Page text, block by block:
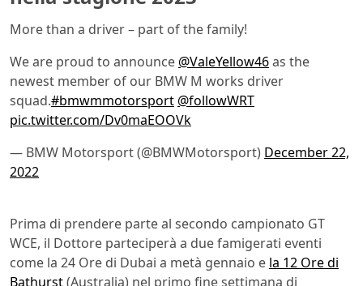
More than a driver – part of the family!
We are proud to announce @ValeYellow46as the
newest member of our BMW M works driver
squad.#bmwmmotorsport @followWRT
pic.twitter.com/Dv0maEOOVk
— BMW Motorsport (@BMWMotorsport) December 22,
2022
Prima di prendere parte al secondo campionato GT
WCE, il Dottore parteciperà a due famigerati eventi
come la 24 Ore di Dubai a metà gennaio e la 12 Ore di
Bathurst(Australia) nel primo fine settimana di